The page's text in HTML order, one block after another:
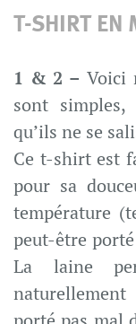
T-SHIRT EN
1 & 2 – Voici
sont
qu’ils ne se
Ce t-shirt est
pour sa
température
peut-être
La laine